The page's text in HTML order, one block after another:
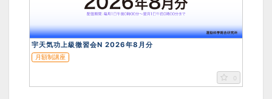
宇天気功上級徹習会N 2026年8月分
月額制講座
0